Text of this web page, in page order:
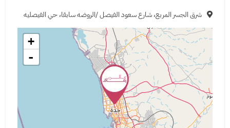
شرق الجسر المربع، شارع سعود الفيصل /الروضه سابقا، حي الفيصليه
+
-